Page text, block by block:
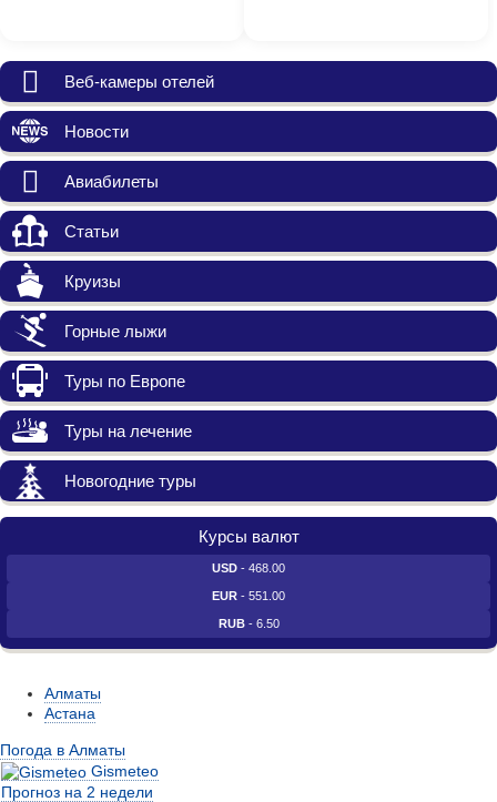
Веб-камеры отелей
Новости
Авиабилеты
Статьи
Круизы
Горные лыжи
Туры по Европе
Туры на лечение
Новогодние туры
Курсы валют
USD - 468.00
EUR - 551.00
RUB- 6.50
Алматы
Астана
Погода в Алматы
Gismeteo
Прогноз на 2 недели